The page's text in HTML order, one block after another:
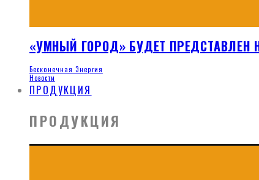
«УМНЫЙ ГОРОД» БУДЕТ ПРЕДСТАВЛЕН
Бесконечная Энергия
Новости
ПРОДУКЦИЯ
ПРОДУКЦИЯ